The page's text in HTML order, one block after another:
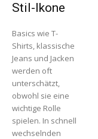
Stil-Ikone
Basics wie T-
Shirts, klassische
Jeans und Jacken
werden oft
unterschätzt,
obwohl sie eine
wichtige Rolle
spielen. In schnell
wechselnden